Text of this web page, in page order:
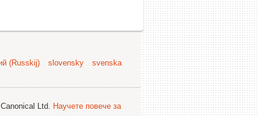
(Russkij) slovensky
svenska
Ltd. Научете повече за